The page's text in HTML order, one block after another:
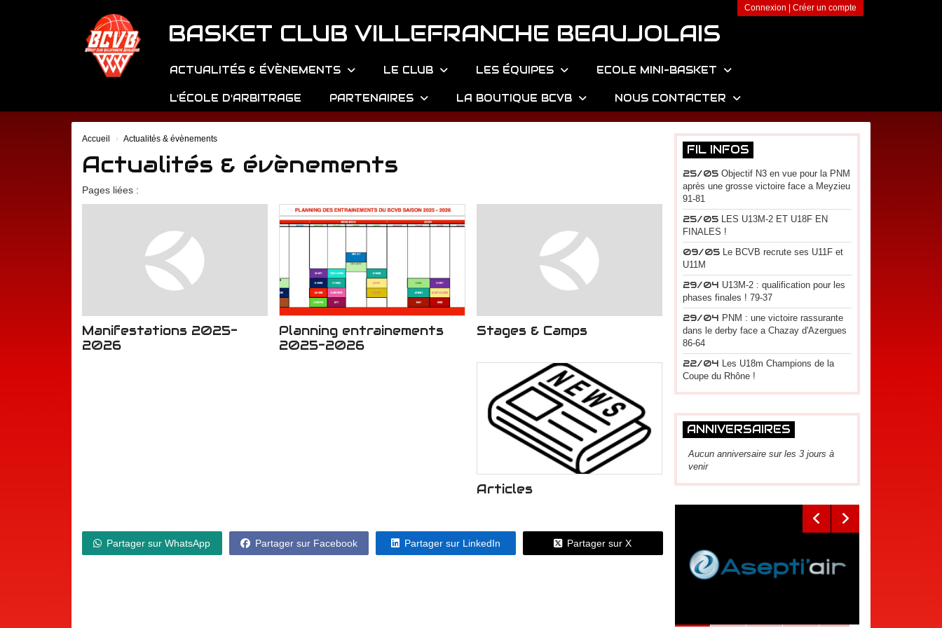
Connexion Créer un compte
BASKET CLUB VILLEFRANCHE BEAUJOLAIS
ACTUALITÉS & ÉVÈNEMENTS LE CLUB LES ÉQUIPES ECOLE MINI-BASKET
L'ÉCOLE D'ARBITRAGE PARTENAIRES LA BOUTIQUE BCVB NOUS CONTACTER
Accueil Actualités & évènements
Actualités & évènements
Pages liées :
Manifestations 2025-
2026
Planning entrainements
2025-2026
Stages & Camps
Articles
Partager sur WhatsApp Partager sur Facebook Partager sur LinkedIn Partager sur X
FIL INFOS
25/05 Objectif N3 en vue pour la PNM
après une grosse victoire face a Meyzieu
91-81
25/05 LES U13M-2 ET U18F EN
FINALES !
09/05 Le BCVB recrute ses U11F et
U11M
29/04 U13M-2 : qualification pour les
phases finales ! 79-37
29/04 PNM : une victoire rassurante
dans le derby face a Chazay d'Azergues
86-64
22/04 Les U18m Champions de la
Coupe du Rhône !
ANNIVERSAIRES
Aucun anniversaire sur les 3 jours à
venir